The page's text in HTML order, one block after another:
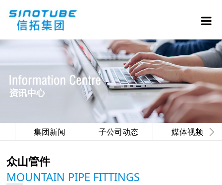
集团新闻 子公司动态 媒体视频
众山管件
MOUNTAIN PIPE FITTINGS